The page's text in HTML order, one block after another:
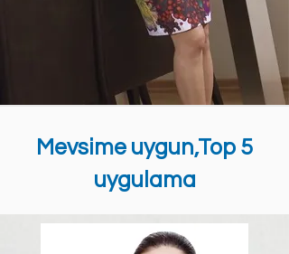
Mevsime uygun,Top 5
uygulama